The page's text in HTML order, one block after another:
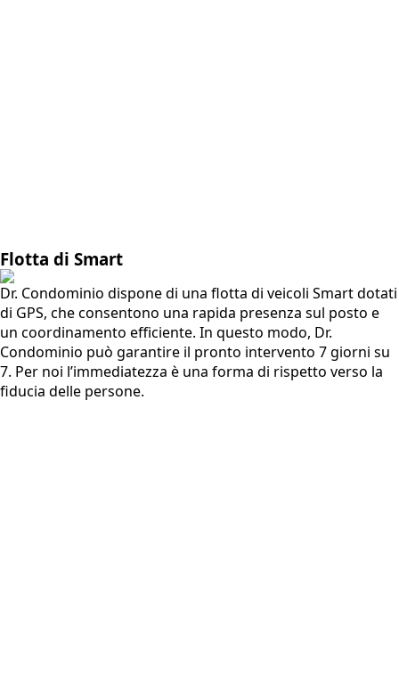
Flotta di Smart
Dr. Condominio dispone di una flotta di veicoli Smart dotati
di GPS, che consentono una rapida presenza sul posto e
un coordinamento efficiente. In questo modo, Dr.
Condominio può garantire il pronto intervento 7 giorni su
7. Per noi l’immediatezza è una forma di rispetto verso la
fiducia delle persone.